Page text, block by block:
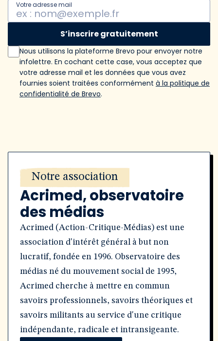
Votre adresse mail
S’inscrire gratuitement
Nous utilisons la plateforme Brevo pour envoyer notre
infolettre. En cochant cette case, vous acceptez que
votre adresse mail et les données que vous avez
fournies soient traitées conformément à la politique de
confidentialité de Brevo.
Notre association
Acrimed, observatoire
des médias
Acrimed (Action-Critique-Médias) est une
association d'intérêt général à but non
lucratif, fondée en 1996. Observatoire des
médias né du mouvement social de 1995,
Acrimed cherche à mettre en commun
savoirs professionnels, savoirs théoriques et
savoirs militants au service d'une critique
indépendante, radicale et intransigeante.